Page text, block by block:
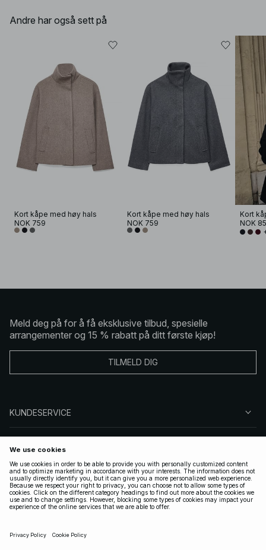
Andre har også sett på
Kort kåpe med høy hals
NOK 759
Kort kåpe med høy hals
NOK 759
Kort
NOK
Meld deg på for å få eksklusive tilbud, spesielle
arrangementer og 15 % rabatt på ditt første kjøp!
TILMELD DIG
KUNDESERVICE
FØLG OSS
LOVLIG